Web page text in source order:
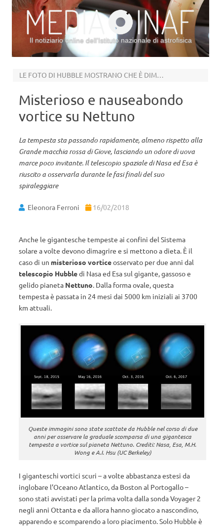
Il notiziario online dell’Istituto nazionale di astrofisica
LE FOTO DI HUBBLE MOSTRANO CHE È DIMAGRITO
Misterioso e nauseabondo
vortice su Nettuno
La tempesta sta passando rapidamente, almeno rispetto alla
Grande macchia rossa di Giove, lasciando un odore di uova
marce poco invitante. Il telescopio spaziale di Nasa ed Esa è
riuscito a osservarla durante le fasi finali del suo
spiraleggiare
Eleonora Ferroni 16/02/2018
Anche le gigantesche tempeste ai confini del Sistema
solare a volte devono dimagrire e si mettono a dieta. È il
caso di un misterioso vorticeosservato per due anni dal
telescopio Hubbledi Nasa ed Esa sul gigante, gassoso e
gelido pianeta Nettuno. Dalla forma ovale, questa
tempesta è passata in 24 mesi dai 5000 km iniziali ai 3700
km attuali.
Queste immagini sono state scattate da Hubble nel corso di due
anni per osservare la graduale scomparsa di una gigantesca
tempesta a vortice sul pianeta Nettuno. Crediti: Nasa, Esa, M.H.
Wong e A.I. Hsu (UC Berkeley)
I giganteschi vortici scuri – a volte abbastanza estesi da
inglobare l’Oceano Atlantico, da Boston al Portogallo –
sono stati avvistati per la prima volta dalla sonda Voyager 2
negli anni Ottanta e da allora hanno giocato a nascondino,
apparendo e scomparendo a loro piacimento. Solo Hubble è